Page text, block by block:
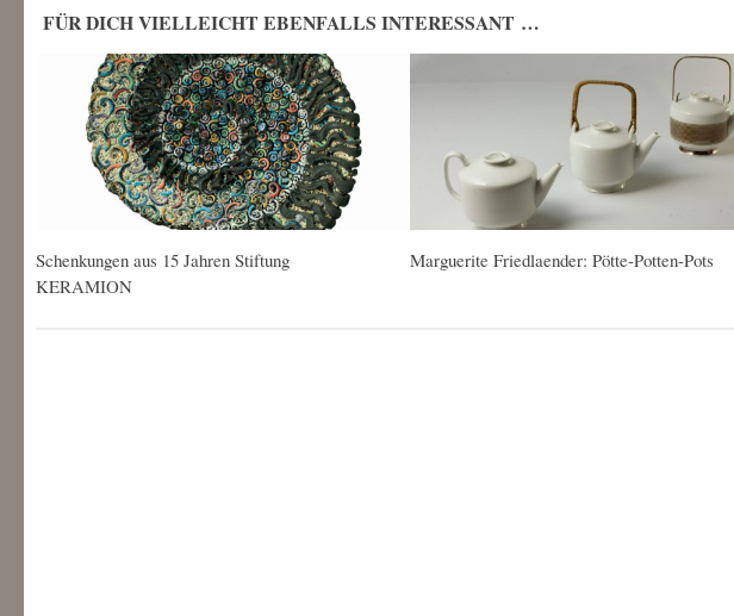
FÜR DICH VIELLEICHT EBENFALLS INTERESSANT …
Schenkungen aus 15 Jahren Stiftung
KERAMION
Marguerite Friedlaender: Pötte-Potten-Pots